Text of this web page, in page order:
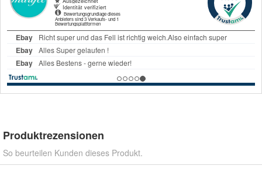
Produktrezensionen
So beurteilen Kunden dieses Produkt.